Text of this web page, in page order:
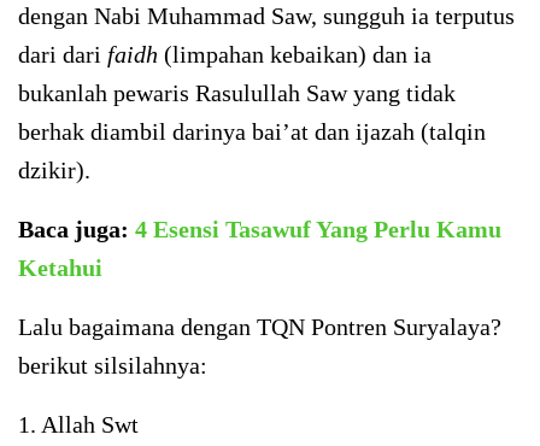
dengan Nabi Muhammad Saw, sungguh ia terputus
dari dari faidh (limpahan kebaikan) dan ia
bukanlah pewaris Rasulullah Saw yang tidak
berhak diambil darinya bai’at dan ijazah (talqin
dzikir).
Baca juga: 4 Esensi Tasawuf Yang Perlu Kamu
Ketahui
Lalu bagaimana dengan TQN Pontren Suryalaya?
berikut silsilahnya:
1. Allah Swt